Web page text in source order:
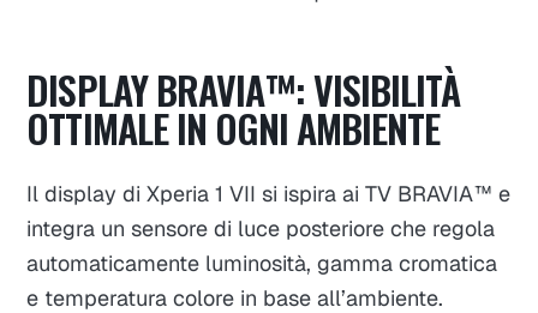
DISPLAY BRAVIA™: VISIBILITÀ
OTTIMALE IN OGNI AMBIENTE
Il display di Xperia 1 VII si ispira ai TV BRAVIA™ e
integra un sensore di luce posteriore che regola
automaticamente luminosità, gamma cromatica
e temperatura colore in base all’ambiente.